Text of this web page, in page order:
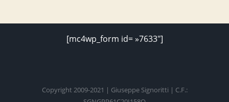
[mc4wp_form id= »7633″]
Copyright 2009-2021 | Giuseppe Signoritti | C.F.: